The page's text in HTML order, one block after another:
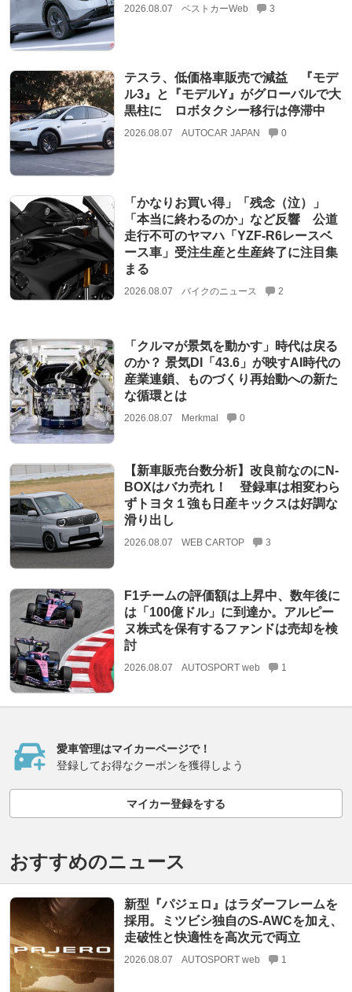
2026.08.07 ベストカーWeb 3
テスラ、低価格車販売で減益 『モデ
ル3』と『モデルY』がグローバルで大
黒柱に ロボタクシー移行は停滞中
2026.08.07 AUTOCAR JAPAN 0
「かなりお買い得」「残念（泣）」
「本当に終わるのか」など反響 公道
走行不可のヤマハ「YZF-R6レースベ
ース車」受注生産と生産終了に注目集
まる
2026.08.07 バイクのニュース 2
「クルマが景気を動かす」時代は戻る
のか？ 景気DI「43.6」が映すAI時代の
産業連鎖、ものづくり再始動への新た
な循環とは
2026.08.07 Merkmal 0
【新車販売台数分析】改良前なのにN-
BOXはバカ売れ！ 登録車は相変わら
ずトヨタ１強も日産キックスは好調な
滑り出し
2026.08.07 WEB CARTOP 3
F1チームの評価額は上昇中、数年後に
は「100億ドル」に到達か。アルピー
ヌ株式を保有するファンドは売却を検
討
2026.08.07 AUTOSPORT web 1
愛車管理はマイカーページで！
登録してお得なクーポンを獲得しよう
マイカー登録をする
おすすめのニュース
新型『パジェロ』はラダーフレームを
採用。ミツビシ独自のS-AWCを加え、
走破性と快適性を高次元で両立
2026.08.07 AUTOSPORT web 1